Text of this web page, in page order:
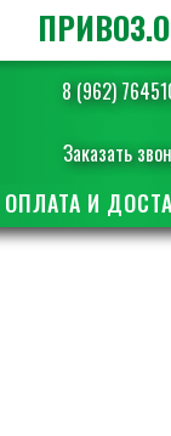
8 (962)
Заказать
ОПЛАТА И